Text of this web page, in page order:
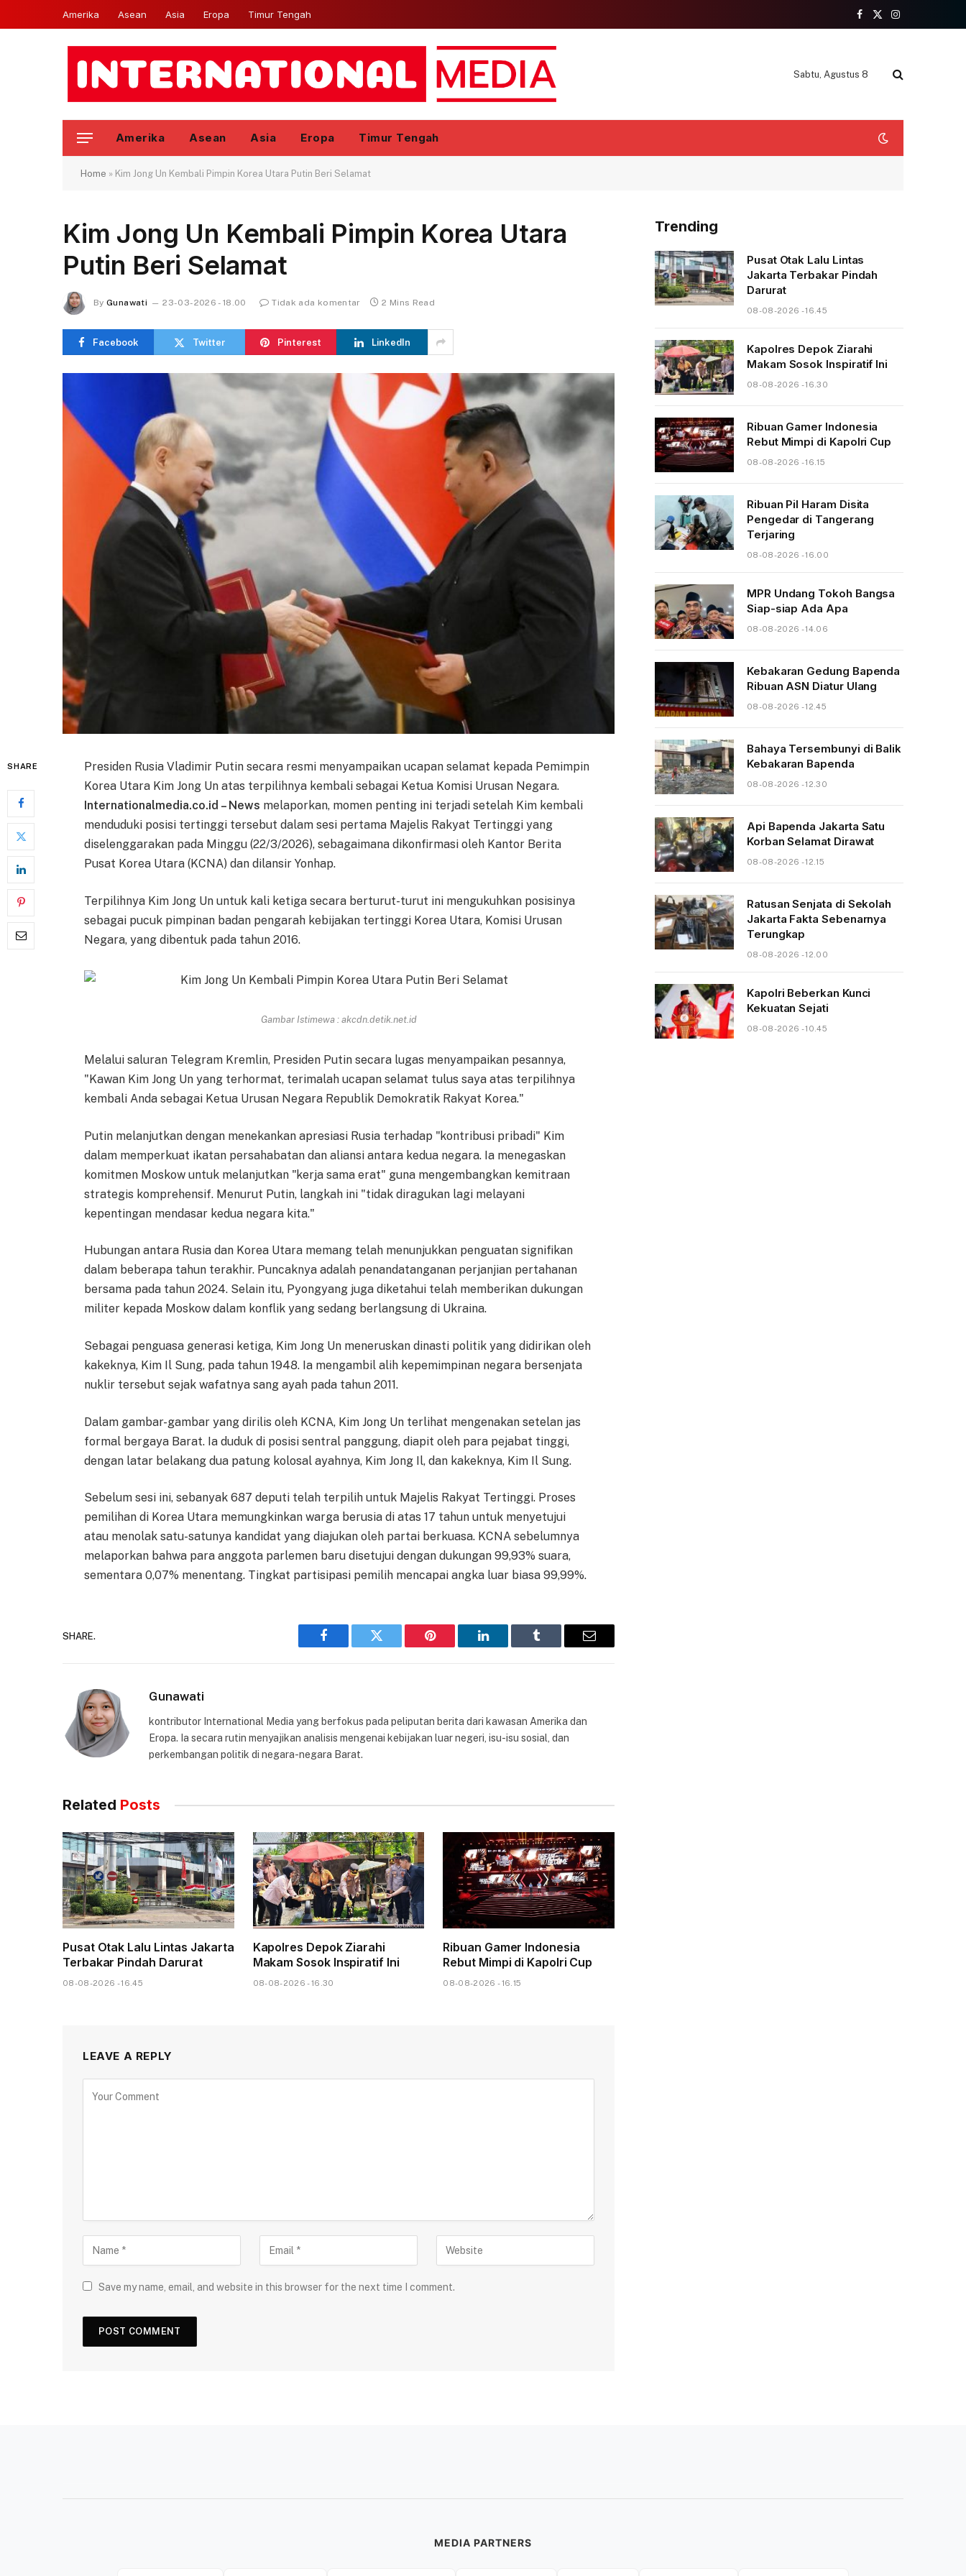
Amerika Asean Asia Eropa Timur Tengah
Facebook
X
Instagram
Sabtu, Agustus 8
Amerika Asean Asia Eropa Timur Tengah
Home » Kim Jong Un Kembali Pimpin Korea Utara Putin Beri Selamat
Kim Jong Un Kembali Pimpin Korea Utara
Putin Beri Selamat
By Gunawati 23-03-2026 - 18.00 Tidak ada komentar 2 Mins Read
Facebook Twitter Pinterest LinkedIn
SHARE
Presiden Rusia Vladimir Putin secara resmi menyampaikan ucapan selamat kepada Pemimpin
Korea Utara Kim Jong Un atas terpilihnya kembali sebagai Ketua Komisi Urusan Negara.
Internationalmedia.co.id – News melaporkan, momen penting ini terjadi setelah Kim kembali
menduduki posisi tertinggi tersebut dalam sesi pertama Majelis Rakyat Tertinggi yang
diselenggarakan pada Minggu (22/3/2026), sebagaimana dikonfirmasi oleh Kantor Berita
Pusat Korea Utara (KCNA) dan dilansir Yonhap.
Terpilihnya Kim Jong Un untuk kali ketiga secara berturut-turut ini mengukuhkan posisinya
sebagai pucuk pimpinan badan pengarah kebijakan tertinggi Korea Utara, Komisi Urusan
Negara, yang dibentuk pada tahun 2016.
Gambar Istimewa : akcdn.detik.net.id
Melalui saluran Telegram Kremlin, Presiden Putin secara lugas menyampaikan pesannya,
"Kawan Kim Jong Un yang terhormat, terimalah ucapan selamat tulus saya atas terpilihnya
kembali Anda sebagai Ketua Urusan Negara Republik Demokratik Rakyat Korea."
Putin melanjutkan dengan menekankan apresiasi Rusia terhadap "kontribusi pribadi" Kim
dalam memperkuat ikatan persahabatan dan aliansi antara kedua negara. Ia menegaskan
komitmen Moskow untuk melanjutkan "kerja sama erat" guna mengembangkan kemitraan
strategis komprehensif. Menurut Putin, langkah ini "tidak diragukan lagi melayani
kepentingan mendasar kedua negara kita."
Hubungan antara Rusia dan Korea Utara memang telah menunjukkan penguatan signifikan
dalam beberapa tahun terakhir. Puncaknya adalah penandatanganan perjanjian pertahanan
bersama pada tahun 2024. Selain itu, Pyongyang juga diketahui telah memberikan dukungan
militer kepada Moskow dalam konflik yang sedang berlangsung di Ukraina.
Sebagai penguasa generasi ketiga, Kim Jong Un meneruskan dinasti politik yang didirikan oleh
kakeknya, Kim Il Sung, pada tahun 1948. Ia mengambil alih kepemimpinan negara bersenjata
nuklir tersebut sejak wafatnya sang ayah pada tahun 2011.
Dalam gambar-gambar yang dirilis oleh KCNA, Kim Jong Un terlihat mengenakan setelan jas
formal bergaya Barat. Ia duduk di posisi sentral panggung, diapit oleh para pejabat tinggi,
dengan latar belakang dua patung kolosal ayahnya, Kim Jong Il, dan kakeknya, Kim Il Sung.
Sebelum sesi ini, sebanyak 687 deputi telah terpilih untuk Majelis Rakyat Tertinggi. Proses
pemilihan di Korea Utara memungkinkan warga berusia di atas 17 tahun untuk menyetujui
atau menolak satu-satunya kandidat yang diajukan oleh partai berkuasa. KCNA sebelumnya
melaporkan bahwa para anggota parlemen baru disetujui dengan dukungan 99,93% suara,
sementara 0,07% menentang. Tingkat partisipasi pemilih mencapai angka luar biasa 99,99%.
SHARE.
Facebook Twitter Pinterest LinkedIn Tumblr Email
Gunawati
kontributor International Media yang berfokus pada peliputan berita dari kawasan Amerika dan
Eropa. Ia secara rutin menyajikan analisis mengenai kebijakan luar negeri, isu-isu sosial, dan
perkembangan politik di negara-negara Barat.
Related Posts
Pusat Otak Lalu Lintas Jakarta
Terbakar Pindah Darurat
08-08-2026 - 16.45
Kapolres Depok Ziarahi
Makam Sosok Inspiratif Ini
08-08-2026 - 16.30
Ribuan Gamer Indonesia
Rebut Mimpi di Kapolri Cup
08-08-2026 - 16.15
LEAVE A REPLY
Save my name, email, and website in this browser for the next time I comment.
Trending
Pusat Otak Lalu Lintas
Jakarta Terbakar Pindah
Darurat
08-08-2026 - 16.45
Kapolres Depok Ziarahi
Makam Sosok Inspiratif Ini
08-08-2026 - 16.30
Ribuan Gamer Indonesia
Rebut Mimpi di Kapolri Cup
08-08-2026 - 16.15
Ribuan Pil Haram Disita
Pengedar di Tangerang
Terjaring
08-08-2026 - 16.00
MPR Undang Tokoh Bangsa
Siap-siap Ada Apa
08-08-2026 - 14.06
Kebakaran Gedung Bapenda
Ribuan ASN Diatur Ulang
08-08-2026 - 12.45
Bahaya Tersembunyi di Balik
Kebakaran Bapenda
08-08-2026 - 12.30
Api Bapenda Jakarta Satu
Korban Selamat Dirawat
08-08-2026 - 12.15
Ratusan Senjata di Sekolah
Jakarta Fakta Sebenarnya
Terungkap
08-08-2026 - 12.00
Kapolri Beberkan Kunci
Kekuatan Sejati
08-08-2026 - 10.45
MEDIA PARTNERS